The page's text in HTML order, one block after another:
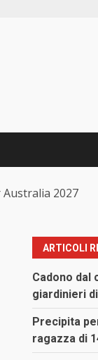
2027
ARTICOLI
Cadono dal
giardinieri
Precipita
ragazza di